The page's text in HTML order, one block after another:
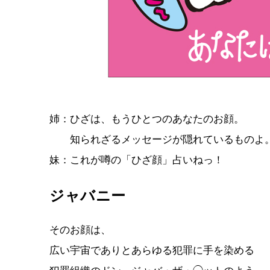
姉：ひざは、もうひとつのあなたのお顔。
知られざるメッセージが隠れているものよ
妹：これが噂の「ひざ顔」占いねっ！
ジャバニー
そのお顔は、
広い宇宙でありとあらゆる犯罪に手を染める